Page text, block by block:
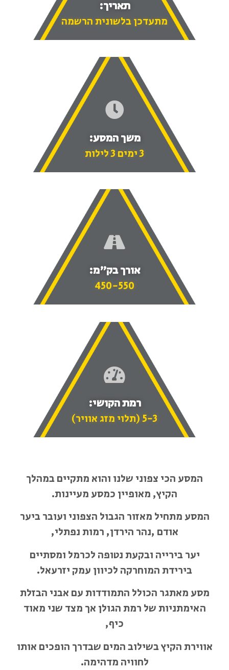
תאריך:
מתעדכן בלשונית הרשמה
משך המסע:
3 ימים 3 לילות
אורך בק"מ:
450-550
רמת הקושי:
5-3 (תלוי מזג אוויר)
המסע הכי צפוני שלנו והוא מתקיים במהלך
הקיץ, מאופיין כמסע מעיינות.
המסע מתחיל מאזור הגבול הצפוני ועובר ביער
אודם ,נהר הירדן, רמות נפתלי,
יער בירייה ובקעת נטופה לכרמל ומסתיים
בירידת המוחרקה לכיוון עמק יזרעאל.
מסע מאתגר הכולל התמודדות עם אבני הבזלת
האימתניות של רמת הגולן אך מצד שני מאוד
כיף,
אווירת הקיץ בשילוב המים שבדרך הופכים אותו
לחוויה מדהימה.